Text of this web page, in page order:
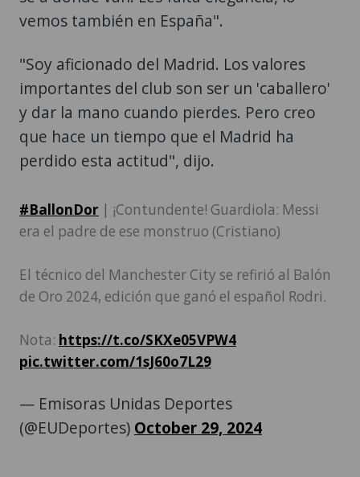
vemos también en España".
"Soy aficionado del Madrid. Los valores
importantes del club son ser un 'caballero'
y dar la mano cuando pierdes. Pero creo
que hace un tiempo que el Madrid ha
perdido esta actitud", dijo.
#BallonDor | ¡Contundente! Guardiola: Messi
era el padre de ese monstruo (Cristiano)
El técnico del Manchester City se refirió al Balón
de Oro 2024, edición que ganó el español Rodri.
Nota: https://t.co/SKXe05VPW4
pic.twitter.com/1sJ60o7L29
— Emisoras Unidas Deportes
(@EUDeportes) October 29, 2024